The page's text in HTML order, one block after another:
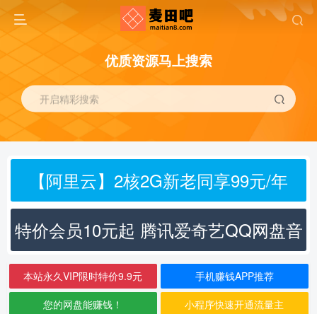
优质资源马上搜索
开启精彩搜索
【阿里云】2核2G新老同享99元/年
特价会员10元起 腾讯爱奇艺QQ网盘音
乐
本站永久VIP限时特价9.9元 手机赚钱APP推荐
您的网盘能赚钱！ 小程序快速开通流量主